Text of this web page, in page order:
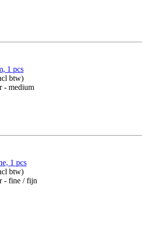
1 pcs
btw)
- medium
1 pcs
btw)
- fine / fijn